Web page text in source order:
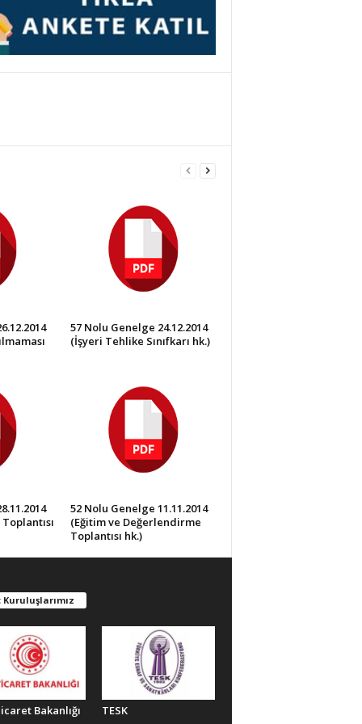
57 Nolu Genelge 24.12.2014
(İşyeri Tehlike Sınıfkarı hk.)
52 Nolu Genelge 11.11.2014
(Eğitim ve Değerlendirme
Toplantısı hk.)
Kuruluşlarımız
Bakanlığı TESK